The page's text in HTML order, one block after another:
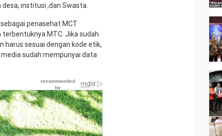
institusi ,dan Swasta.
penasehat MCT
MTC. Jika sudah
harus sesuai dengan kode etik,
sudah mempunyai data